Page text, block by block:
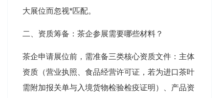
大展位而忽视*匹配。
二、资质筹备：茶企参展需要哪些材料？
茶企申请展位前，需准备三类核心资质文件 ：主体
资质（营业执照、食品经营许可证，若为进口茶叶
需附加报关单与入境货物检验检疫证明）、产品资